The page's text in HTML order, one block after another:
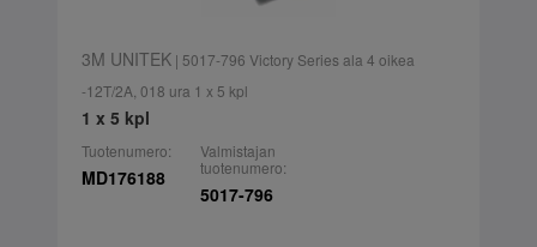
3M UNITEK| 5017-796 Victory Series ala 4 oikea
-12T/2A, 018 ura 1 x 5 kpl
1 x 5 kpl
Tuotenumero:
MD176188
Valmistajan
tuotenumero:
5017-796